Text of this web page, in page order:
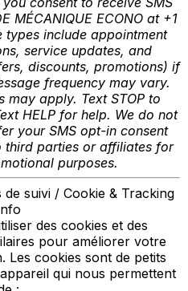
MÉCANIQUE ECONO at +1
include appointment
service updates, and
discounts, promotions) if
frequency may vary.
may apply. Text STOP to
HELP for help. We do not
your SMS opt-in consent
third parties or affiliates for
purposes.
suivi / Cookie & Tracking
des cookies et des
pour améliorer votre
Les cookies sont de petits
qui nous permettent